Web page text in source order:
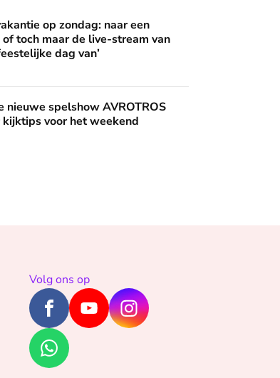
naar een buitenlandse dienst, of toch maar de
op zondag: naar een
toch maar de live-stream van
dag van’
AVROTROS Triviant - en nog vier kijktips voor
nieuwe spelshow AVROTROS
voor het weekend
Volg ons op